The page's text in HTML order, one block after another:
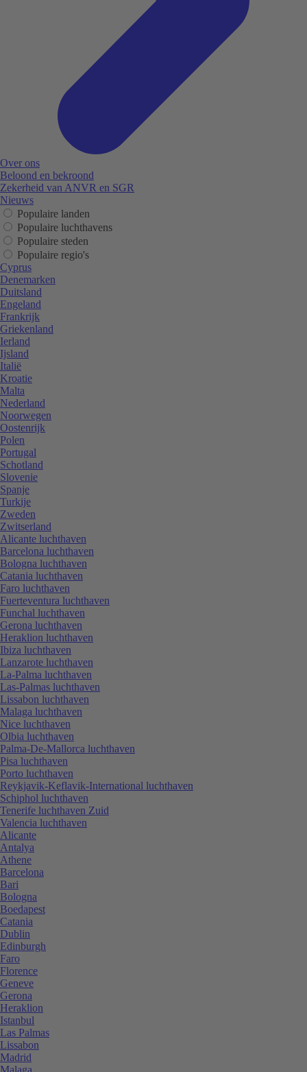
Over ons
Beloond en bekroond
Zekerheid van ANVR en SGR
Nieuws
Populaire landen
Populaire luchthavens
Populaire steden
Populaire regio's
Cyprus
Denemarken
Duitsland
Engeland
Frankrijk
Griekenland
Ierland
Ijsland
Italië
Kroatie
Malta
Nederland
Noorwegen
Oostenrijk
Polen
Portugal
Schotland
Slovenie
Spanje
Turkije
Zweden
Zwitserland
Alicante luchthaven
Barcelona luchthaven
Bologna luchthaven
Catania luchthaven
Faro luchthaven
Fuerteventura luchthaven
Funchal luchthaven
Gerona luchthaven
Heraklion luchthaven
Ibiza luchthaven
Lanzarote luchthaven
La-Palma luchthaven
Las-Palmas luchthaven
Lissabon luchthaven
Malaga luchthaven
Nice luchthaven
Olbia luchthaven
Palma-De-Mallorca luchthaven
Pisa luchthaven
Porto luchthaven
Reykjavik-Keflavik-International luchthaven
Schiphol luchthaven
Tenerife luchthaven Zuid
Valencia luchthaven
Alicante
Antalya
Athene
Barcelona
Bari
Bologna
Boedapest
Catania
Dublin
Edinburgh
Faro
Florence
Geneve
Gerona
Heraklion
Istanbul
Las Palmas
Lissabon
Madrid
Malaga